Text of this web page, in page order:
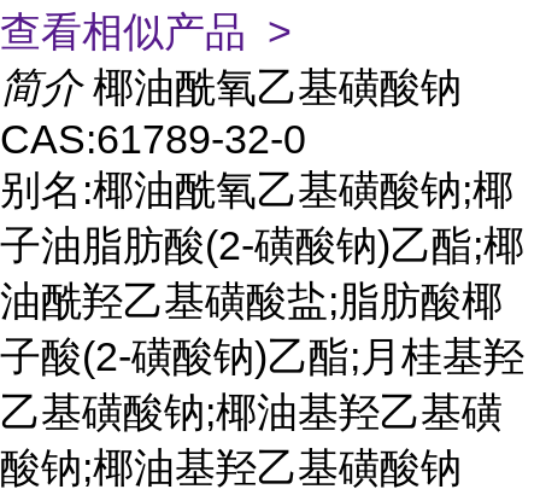
查看相似产品 >
简介 椰油酰氧乙基磺酸钠
CAS:61789-32-0
别名:椰油酰氧乙基磺酸钠;椰
子油脂肪酸(2-磺酸钠)乙酯;椰
油酰羟乙基磺酸盐;脂肪酸椰
子酸(2-磺酸钠)乙酯;月桂基羟
乙基磺酸钠;椰油基羟乙基磺
酸钠;椰油基羟乙基磺酸钠